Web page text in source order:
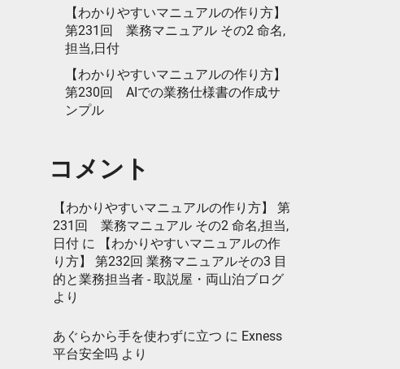
【わかりやすいマニュアルの作り方】
第231回 業務マニュアル その2 命名,
担当,日付
【わかりやすいマニュアルの作り方】
第230回 AIでの業務仕様書の作成サ
ンプル
コメント
【わかりやすいマニュアルの作り方】 第
231回 業務マニュアル その2 命名,担当,
日付 に
【わかりやすいマニュアルの作
り方】 第232回 業務マニュアルその3 目
的と業務担当者 - 取説屋・両山泊ブログ
より
あぐらから手を使わずに立つ に Exness
平台安全吗 より